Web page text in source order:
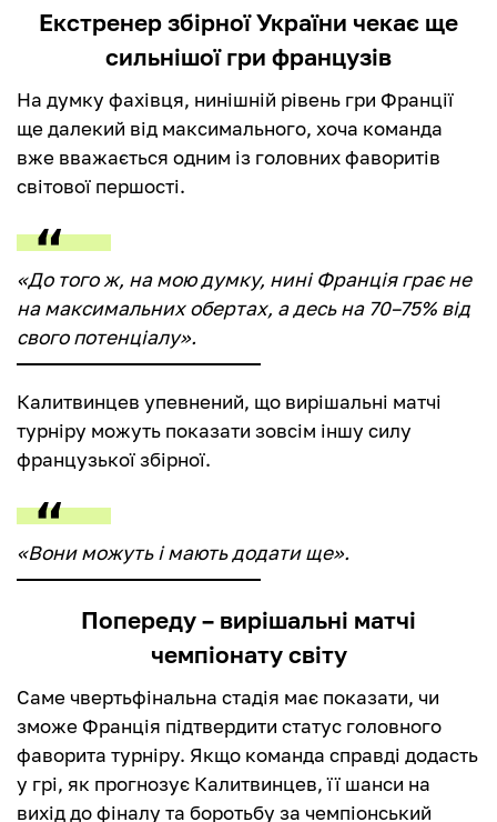
Екстренер збірної України чекає ще
сильнішої гри французів
На думку фахівця, нинішній рівень гри Франції
ще далекий від максимального, хоча команда
вже вважається одним із головних фаворитів
світової першості.
«До того ж, на мою думку, нині Франція грає не
на максимальних обертах, а десь на 70–75% від
свого потенціалу».
Калитвинцев упевнений, що вирішальні матчі
турніру можуть показати зовсім іншу силу
французької збірної.
«Вони можуть і мають додати ще».
Попереду – вирішальні матчі
чемпіонату світу
Саме чвертьфінальна стадія має показати, чи
зможе Франція підтвердити статус головного
фаворита турніру. Якщо команда справді додасть
у грі, як прогнозує Калитвинцев, її шанси на
вихід до фіналу та боротьбу за чемпіонський